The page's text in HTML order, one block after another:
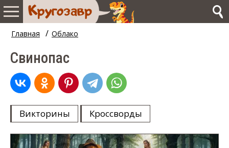
Главная / Облако
Свинопас
Викторины Кроссворды